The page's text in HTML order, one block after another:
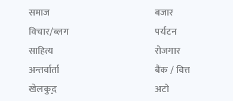
समाज
विचार/ब्लग
साहित्य
अन्तर्वार्ता
खेलकुद़़
बजार
पर्यटन
रोजगार
बैंक / वित्त
अटो